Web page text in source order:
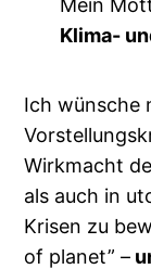
Mein
Klima-
Ich wünsche
Wirkmacht
als auch in
Krisen zu
of planet” –